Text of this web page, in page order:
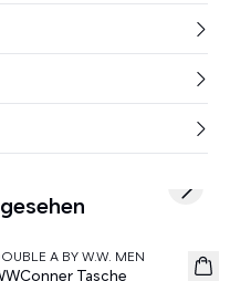
News A BY W.W. MEN
Tasche
Next